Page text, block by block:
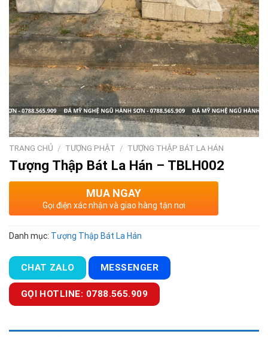
TRANG CHỦ / TƯỢNG PHẬT / TƯỢNG THẬP BÁT LA HÁN
Tượng Thập Bát La Hán – TBLH002
MUA NGAY
Gọi điện xác nhận và giao hàng tận nơi
Danh mục: Tượng Thập Bát La Hán
CHAT ZALO MESSENGER
GỌI HOTLINE: 0788.565.909